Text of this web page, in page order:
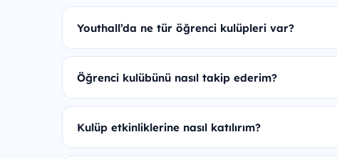
Youthall’da ne tür öğrenci kulüpleri var?
Öğrenci kulübünü nasıl takip ederim?
Kulüp etkinliklerine nasıl katılırım?